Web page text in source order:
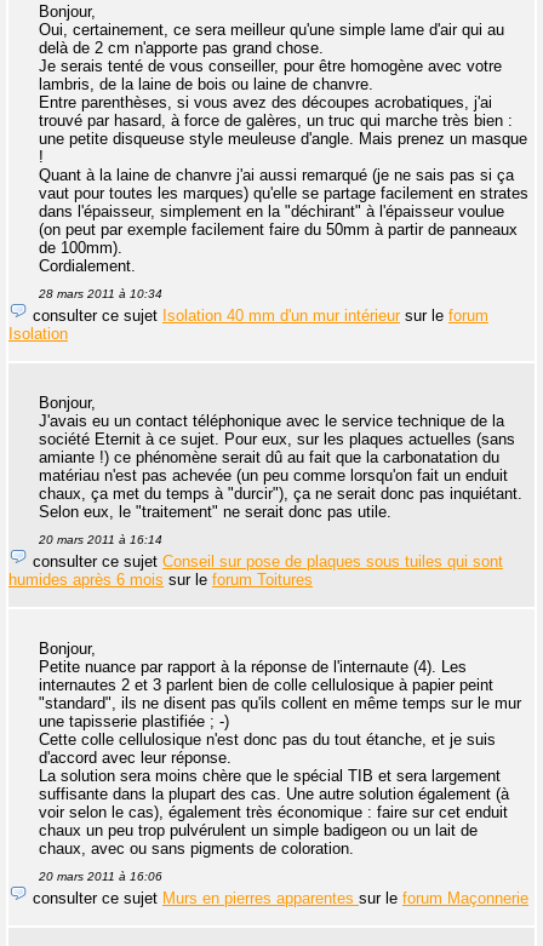
Bonjour,
Oui, certainement, ce sera meilleur qu'une simple lame d'air qui au
delà de 2 cm n'apporte pas grand chose.
Je serais tenté de vous conseiller, pour être homogène avec votre
lambris, de la laine de bois ou laine de chanvre.
Entre parenthèses, si vous avez des découpes acrobatiques, j'ai
trouvé par hasard, à force de galères, un truc qui marche très bien :
une petite disqueuse style meuleuse d'angle. Mais prenez un masque
!
Quant à la laine de chanvre j'ai aussi remarqué (je ne sais pas si ça
vaut pour toutes les marques) qu'elle se partage facilement en strates
dans l'épaisseur, simplement en la "déchirant" à l'épaisseur voulue
(on peut par exemple facilement faire du 50mm à partir de panneaux
de 100mm).
Cordialement.
28 mars 2011 à 10:34
consulter ce sujet Isolation 40 mm d'un mur intérieursur le forum
Isolation
Bonjour,
J'avais eu un contact téléphonique avec le service technique de la
société Eternit à ce sujet. Pour eux, sur les plaques actuelles (sans
amiante !) ce phénomène serait dû au fait que la carbonatation du
matériau n'est pas achevée (un peu comme lorsqu'on fait un enduit
chaux, ça met du temps à "durcir"), ça ne serait donc pas inquiétant.
Selon eux, le "traitement" ne serait donc pas utile.
20 mars 2011 à 16:14
consulter ce sujet Conseil sur pose de plaques sous tuiles qui sont
humides après 6 mois sur le forum Toitures
Bonjour,
Petite nuance par rapport à la réponse de l'internaute (4). Les
internautes 2 et 3 parlent bien de colle cellulosique à papier peint
"standard", ils ne disent pas qu'ils collent en même temps sur le mur
une tapisserie plastifiée ; -)
Cette colle cellulosique n'est donc pas du tout étanche, et je suis
d'accord avec leur réponse.
La solution sera moins chère que le spécial TIB et sera largement
suffisante dans la plupart des cas. Une autre solution également (à
voir selon le cas), également très économique : faire sur cet enduit
chaux un peu trop pulvérulent un simple badigeon ou un lait de
chaux, avec ou sans pigments de coloration.
20 mars 2011 à 16:06
consulter ce sujet Murs en pierres apparentes sur le forum Maçonnerie